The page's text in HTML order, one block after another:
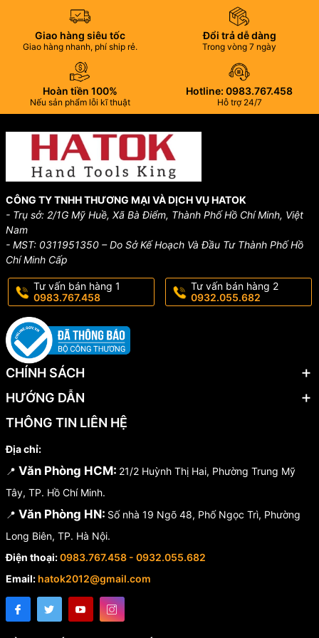
VP Hà Nội: 19 Ngõ 48, Ngọc Trì, Tổ 7, P. Thạch Bàn,
Q. Long Biên, Hà Nội.
0983.767.458 – 0975.977.458
Email:hatok2012@gmail.com – sales@hatok.vn
Giao hàng siêu tốc
Giao hàng nhanh, phí ship rẻ.
Đổi trả dễ dàng
Trong vòng 7 ngày
Hoàn tiền 100%
Nếu sản phẩm lỗi kĩ thuật
Hotline: 0983.767.458
Hỗ trợ 24/7
CÔNG TY TNHH THƯƠNG MẠI VÀ DỊCH VỤ HATOK
- Trụ sở: 2/1G Mỹ Huề, Xã Bà Điểm, Thành Phố Hồ Chí Minh, Việt
Nam
- MST: 0311951350 – Do Sở Kế Hoạch Và Đầu Tư Thành Phố Hồ
Chí Minh Cấp
Tư vấn bán hàng 1
0983.767.458
Tư vấn bán hàng 2
0932.055.682
CHÍNH SÁCH
HƯỚNG DẪN
THÔNG TIN LIÊN HỆ
Địa chỉ:
📍 Văn Phòng HCM: 21/2 Huỳnh Thị Hai, Phường Trung Mỹ
Tây, TP. Hồ Chí Minh.
📍 Văn Phòng HN: Số nhà 19 Ngõ 48, Phố Ngọc Trì, Phường
Long Biên, TP. Hà Nội.
Điện thoại:0983.767.458 - 0932.055.682
Email: hatok2012@gmail.com